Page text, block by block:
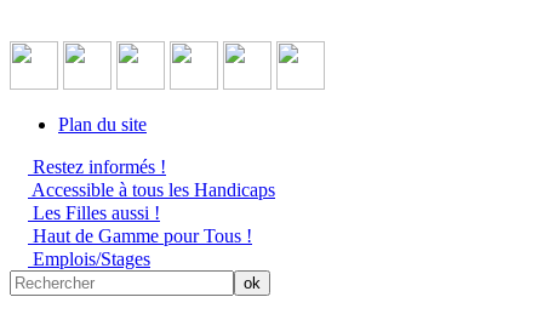
Plan du site
Restez informés !
Accessible à tous les Handicaps
Les Filles aussi !
Haut de Gamme pour Tous !
Emplois/Stages